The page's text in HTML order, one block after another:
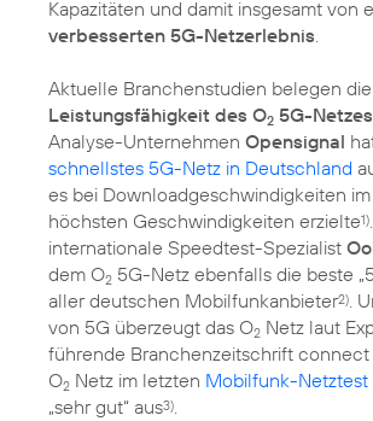
Kapazitäten und damit insgesamt von
verbesserten 5G-Netzerlebnis.
Aktuelle Branchenstudien belegen die
Leistungsfähigkeit des O2 5G-Netzes
Analyse-Unternehmen Opensignal
schnellstes 5G-Netz in Deutschland
es bei Downloadgeschwindigkeiten
höchsten Geschwindigkeiten erzielte1)
internationale Speedtest-Spezialist
dem O2 5G-Netz ebenfalls die beste
aller deutschen Mobilfunkanbieter2).
von 5G überzeugt das O2 Netz laut
führende Branchenzeitschrift
O2 Netz im letzten Mobilfunk-Netztest
„sehr gut“ aus3).